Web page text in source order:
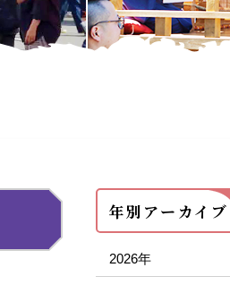
年別アーカイブ
2026年